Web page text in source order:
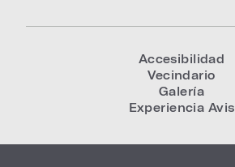
Accesibilidad
Vecindario
Galería
Experiencia Avis